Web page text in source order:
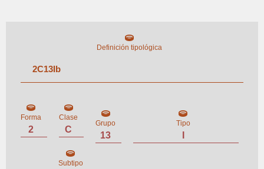
Definición tipológica
2C13Ib
Forma
2
Clase
C
Grupo
13
Tipo
Subtipo